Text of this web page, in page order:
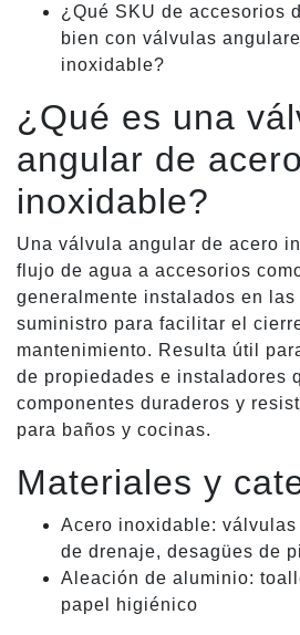
¿Qué SKU de accesorios
bien con válvulas
inoxidable?
¿Qué es una
angular de acero
inoxidable?
Una válvula angular de acero
flujo de agua a accesorios
generalmente instalados en
suministro para facilitar el
mantenimiento. Resulta útil
de propiedades e instaladores
componentes duraderos y
para baños y cocinas.
Materiales y
Acero inoxidable:
de drenaje, desagües de
Aleación de aluminio:
papel higiénico